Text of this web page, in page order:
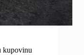
kupovinu